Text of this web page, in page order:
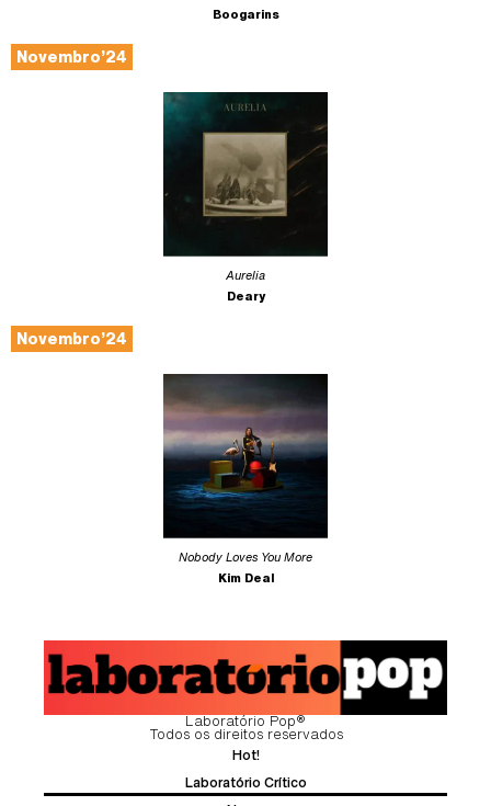
Boogarins
Novembro’24
Aurelia
Deary
Novembro’24
Nobody Loves You More
Kim Deal
Laboratório Pop®
Todos os direitos reservados
Hot!
Laboratório Crítico